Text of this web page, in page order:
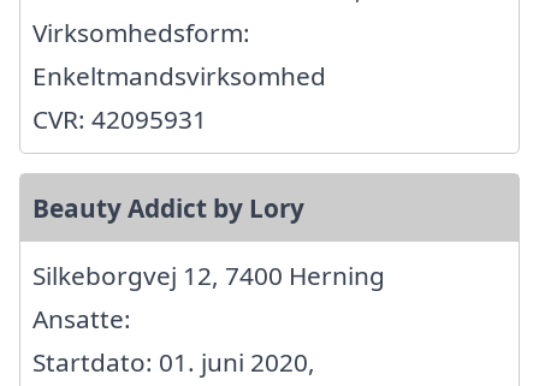
Virksomhedsform:
Enkeltmandsvirksomhed
CVR: 42095931
Beauty Addict by Lory
Silkeborgvej 12, 7400 Herning
Ansatte:
Startdato: 01. juni 2020,